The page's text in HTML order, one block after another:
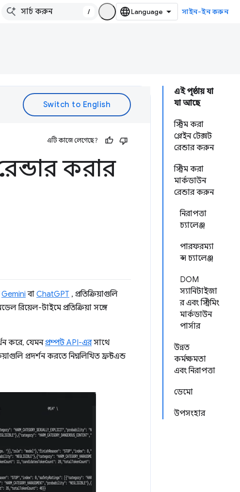
/ সাইন-ইন করুন
এই পৃষ্ঠায় যা
যা আছে
স্ট্রিম করা
প্লেইন টেক্সট
রেন্ডার করুন
স্ট্রিম করা
মার্কডাউন
রেন্ডার করুন
নিরাপত্তা
চ্যালেঞ্জ
পারফরম্যা
ন্স চ্যালেঞ্জ
DOM
স্যানিটাইজা
র এবং স্ট্রিমিং
মার্কডাউন
পার্সার
উন্নত
কর্মক্ষমতা
এবং নিরাপত্তা
ডেমো
উপসংহার
এটি কাজে লেগেছে?
করার
Gemini বা ChatGPT , প্রতিক্রিয়াগুলি
রিয়েল-টাইমে প্রতিক্রিয়া সঙ্গে
করে, যেমনপ্রম্পট API-এরসাথে
প্রদর্শন করতে নিম্নলিখিত ফ্রন্টএন্ড